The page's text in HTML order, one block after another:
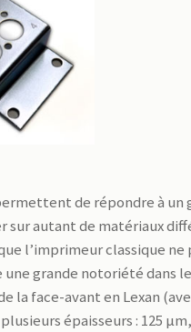
de répondre à un
sur autant de matériaux
l’imprimeur classique ne
grande notoriété dans
face-avant en Lexan
épaisseurs : 125